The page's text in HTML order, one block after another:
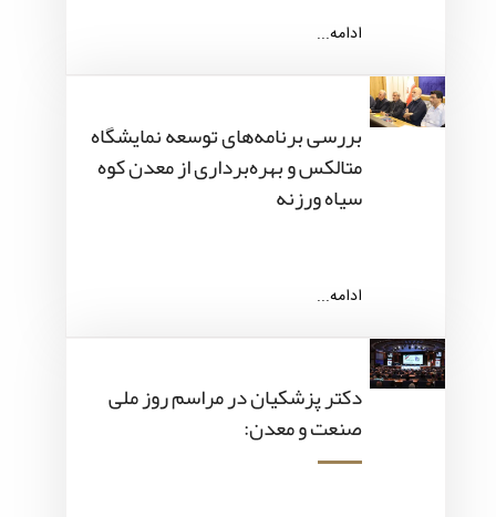
ادامه...
بررسی برنامه‌های توسعه نمایشگاه
متالکس و بهره‌برداری از معدن کوه
سیاه ورزنه
ادامه...
دکتر پزشکیان در مراسم روز ملی
صنعت و معدن: